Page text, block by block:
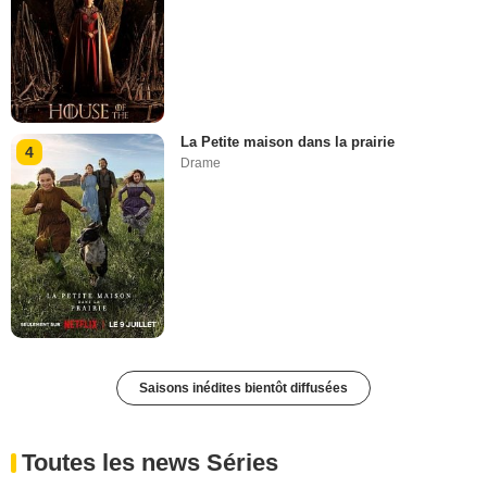
4
La Petite maison dans la prairie
Drame
Saisons inédites bientôt diffusées
Toutes les news Séries